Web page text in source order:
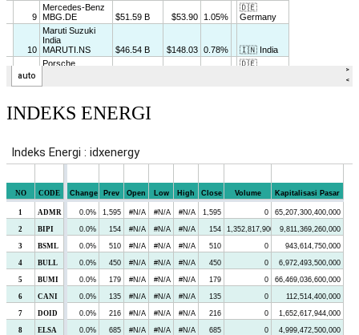
INDEKS ENERGI